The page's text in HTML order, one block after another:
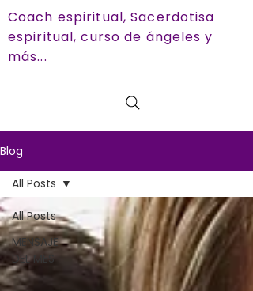
Coach espiritual, Sacerdotisa
espiritual, curso de ángeles y
más...
Blog
All Posts
MENSAJE
DEL MES
All Posts